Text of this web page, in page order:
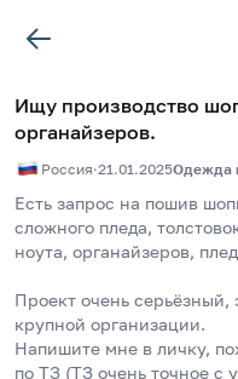
Ищу производство
органайзеров.
Россия·21.01.2025Одежда
Есть запрос на пошив
сложного пледа,
ноута, органайзеров,
Проект очень
крупной организации.
Напишите мне в личку,
по ТЗ (ТЗ очень точное с